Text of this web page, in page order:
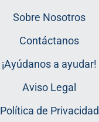
Sobre Nosotros
Contáctanos
¡Ayúdanos a ayudar!
Aviso Legal
Política de Privacidad